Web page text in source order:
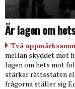
Är lagen om
Två
mellan skyddet mot
lagen om hets mot
stärker rättsstaten
frågorna ställer sig